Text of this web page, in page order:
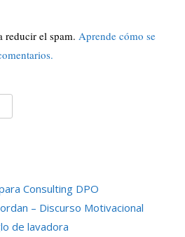
reducir el spam. Aprende cómo se
Consulting DPO
– Discurso Motivacional
de lavadora